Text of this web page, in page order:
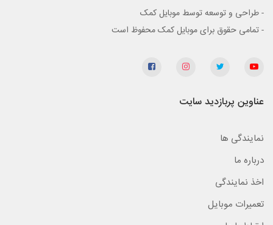
- طراحی و توسعه توسط موبایل کمک
- تمامی حقوق برای موبایل کمک محفوظ است
عناوین پربازدید سایت
نمایندگی ها
درباره ما
اخذ نمایندگی
تعمیرات موبایل